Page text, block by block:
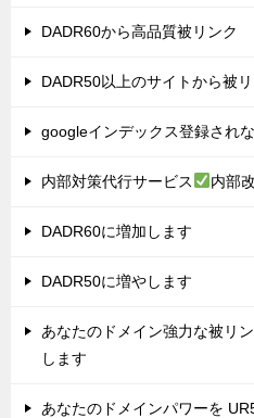
DADR60から高品質被リンク
DADR50以上のサイトから被
googleインデックス登録され
内部対策代行サービス 内部
DADR60に増加します
DADR50に増やします
あなたのドメイン強力な被リ
します
あなたのドメインパワーを